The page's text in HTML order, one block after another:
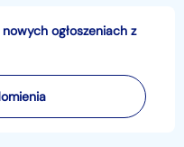
ogłoszeniach z